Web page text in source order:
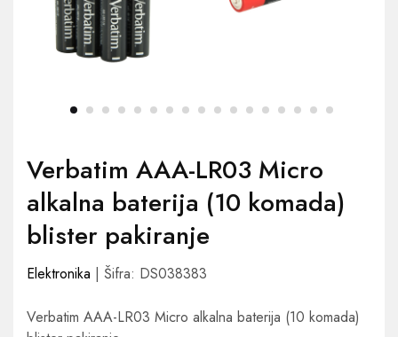
Verbatim AAA-LR03 Micro
alkalna baterija (10 komada)
blister pakiranje
Elektronika | Šifra: DS038383
Verbatim AAA-LR03 Micro alkalna baterija (10 komada)